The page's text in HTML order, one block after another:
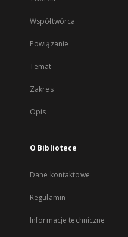
Współtwórca
Powiązanie
Temat
Zakres
Opis
O Bibliotece
Dane kontaktowe
Regulamin
Informacje techniczne